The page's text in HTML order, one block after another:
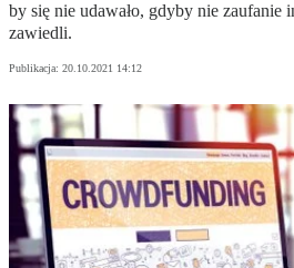
by się nie udawało, gdyby nie zaufanie
zawiedli.
Publikacja: 20.10.2021 14:12